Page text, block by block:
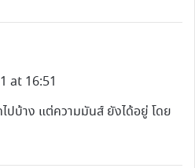
at 16:51
ไปบ้าง แต่ความมันส์ ยังได้อยู่ โดย